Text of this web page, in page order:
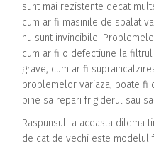
sunt mai rezistente decat
cum ar fi masinile de spalat
nu sunt invincibile.
cum ar fi o defectiune la
grave, cum ar fi
problemelor variaza, poate fi
bine sa repari frigiderul sau
Raspunsul la aceasta dilema
de cat de vechi este modelul